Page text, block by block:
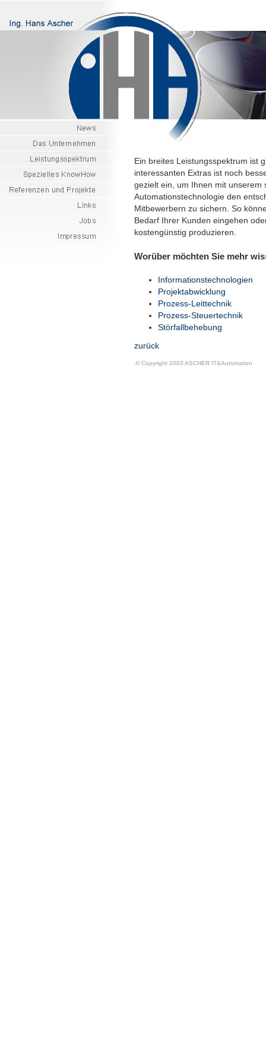
Ein breites Leistungsspektrum ist
interessanten Extras ist noch
gezielt ein, um Ihnen mit unserem
Automationstechnologie den
Mitbewerbern zu sichern. So
Bedarf Ihrer Kunden eingehen
kostengünstig produzieren.
Worüber möchten Sie mehr
Informationstechnologien
Projektabwicklung
Prozess-Leittechnik
Prozess-Steuertechnik
Störfallbehebung
zurück
© Copyright 2003 ASCHER IT&Automation